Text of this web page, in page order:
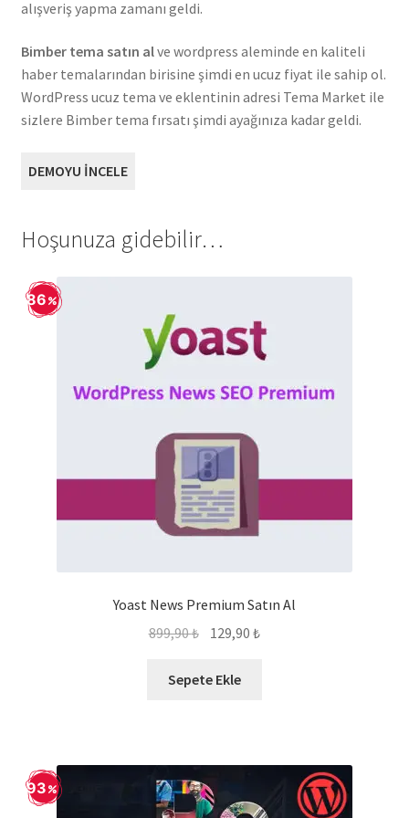
alışveriş yapma zamanı geldi.
Bimber tema satın alve wordpress aleminde en kaliteli
haber temalarından birisine şimdi en ucuz fiyat ile sahip ol.
WordPress ucuz tema ve eklentinin adresi Tema Market ile
sizlere Bimber tema fırsatı şimdi ayağınıza kadar geldi.
DEMOYU İNCELE
Hoşunuza gidebilir…
Yoast News Premium Satın Al
86
899,90₺ Orijinal
899,90 ₺.
129,90₺Şu
Sepete Ekle
93